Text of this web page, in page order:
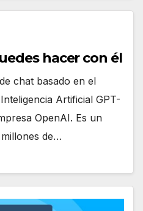
hacer con él
chat basado en el
Artificial GPT-
OpenAI. Es un
de…